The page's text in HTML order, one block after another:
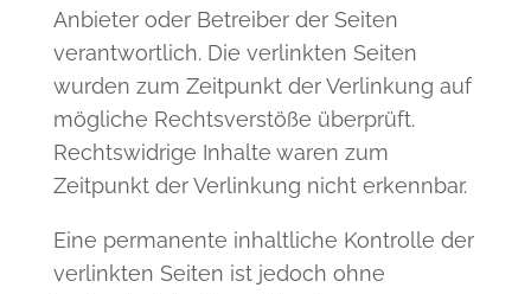
Anbieter oder Betreiber der Seiten
verantwortlich. Die verlinkten Seiten
wurden zum Zeitpunkt der Verlinkung auf
mögliche Rechtsverstöße überprüft.
Rechtswidrige Inhalte waren zum
Zeitpunkt der Verlinkung nicht erkennbar.
Eine permanente inhaltliche Kontrolle der
verlinkten Seiten ist jedoch ohne